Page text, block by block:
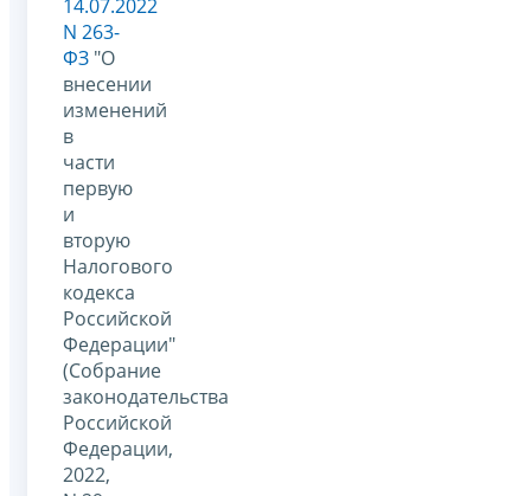
14.07.2022
N 263-
ФЗ "О
внесении
изменений
в
части
первую
и
вторую
Налогового
кодекса
Российской
Федерации"
(Собрание
законодательства
Российской
Федерации,
2022,